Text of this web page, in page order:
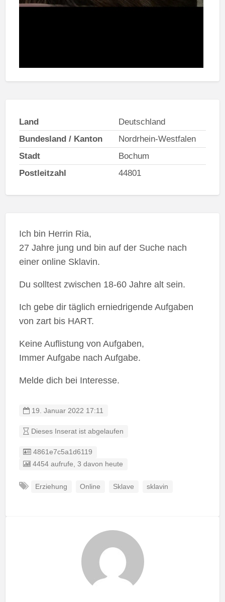
Land
Deutschland
Bundesland / Kanton
Nordrhein-Westfalen
Stadt
Bochum
Postleitzahl
44801
Ich bin Herrin Ria,
27 Jahre jung und bin auf der Suche nach
einer online Sklavin.
Du solltest zwischen 18-60 Jahre alt sein.
Ich gebe dir täglich erniedrigende Aufgaben
von zart bis HART.
Keine Auflistung von Aufgaben,
Immer Aufgabe nach Aufgabe.
Melde dich bei Interesse.
19. Januar 2022 17:11
Dieses Inserat ist abgelaufen
Listing ID
4861e7c5a1d6119
4454 aufrufe, 3 davon heute
Erziehung Online Sklave sklavin